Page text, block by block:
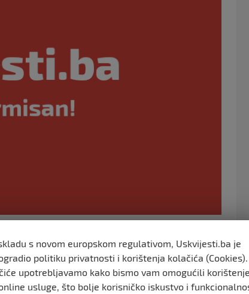
koronavirusa u Turskoj za tri dana je prikupila
je da je u okviru kampanje dosad
s novom europskom regulativom, Uskvijesti.ba je
politiku privatnosti i korištenja kolačića (Cookies).
upotrebljavamo kako bismo vam omogućili korištenje
usluge, što bolje korisničko iskustvo i